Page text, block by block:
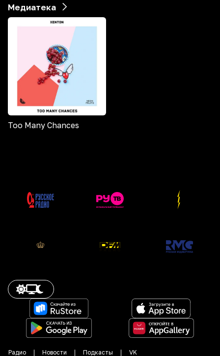
Медиатека
Too Many Chances
Радио Новости Подкасты VK